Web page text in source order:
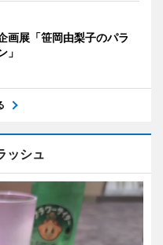
画展「笹岡由梨子のパラ
」
ッシュ